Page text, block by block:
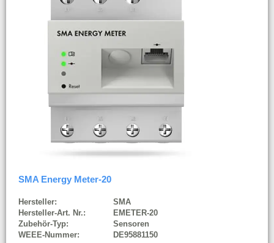
SMA Energy Meter-20
Hersteller:
SMA
Hersteller-Art. Nr.:
EMETER-20
Zubehör-Typ:
Sensoren
WEEE-Nummer:
DE95881150